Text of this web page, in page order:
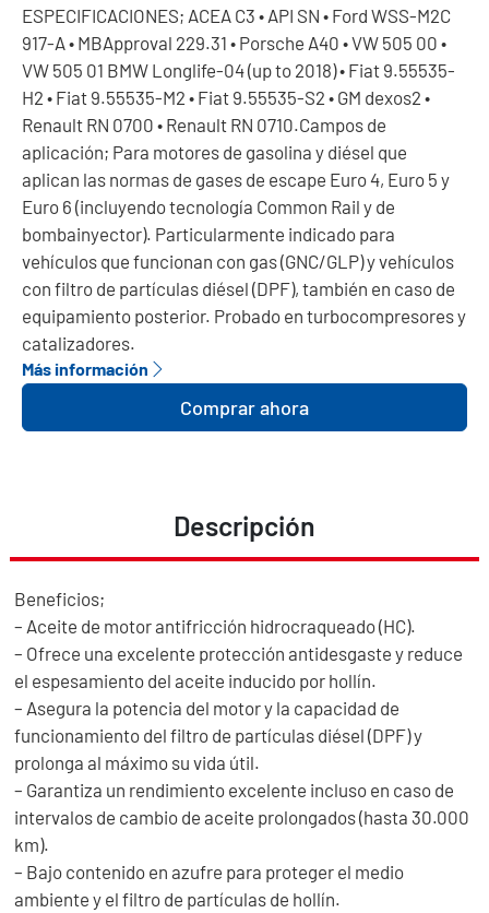
ESPECIFICACIONES; ACEA C3 • API SN • Ford WSS-M2C
917-A • MBApproval 229.31 • Porsche A40 • VW 505 00 •
VW 505 01 BMW Longlife-04 (up to 2018) • Fiat 9.55535-
H2 • Fiat 9.55535-M2 • Fiat 9.55535-S2 • GM dexos2 •
Renault RN 0700 • Renault RN 0710.Campos de
aplicación; Para motores de gasolina y diésel que
aplican las normas de gases de escape Euro 4, Euro 5 y
Euro 6 (incluyendo tecnología Common Rail y de
bombainyector). Particularmente indicado para
vehículos que funcionan con gas (GNC/GLP) y vehículos
con filtro de partículas diésel (DPF), también en caso de
equipamiento posterior. Probado en turbocompresores y
catalizadores.
Más información
Comprar ahora
Descripción
Beneficios;
– Aceite de motor antifricción hidrocraqueado (HC).
– Ofrece una excelente protección antidesgaste y reduce
el espesamiento del aceite inducido por hollín.
– Asegura la potencia del motor y la capacidad de
funcionamiento del filtro de partículas diésel (DPF) y
prolonga al máximo su vida útil.
– Garantiza un rendimiento excelente incluso en caso de
intervalos de cambio de aceite prolongados (hasta 30.000
km).
– Bajo contenido en azufre para proteger el medio
ambiente y el filtro de partículas de hollín.